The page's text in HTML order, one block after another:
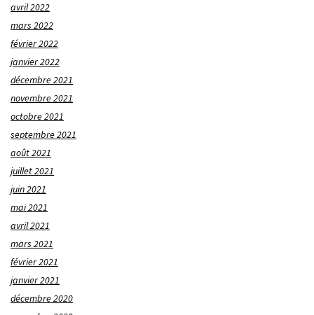
avril 2022
mars 2022
février 2022
janvier 2022
décembre 2021
novembre 2021
octobre 2021
septembre 2021
août 2021
juillet 2021
juin 2021
mai 2021
avril 2021
mars 2021
février 2021
janvier 2021
décembre 2020